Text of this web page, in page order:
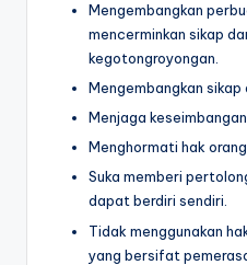
Mengembangkan
mencerminkan sikap
kegotongroyongan.
Mengembangkan
Menjaga
Menghormati hak
Suka memberi
dapat berdiri sendiri.
Tidak menggunakan
yang bersifat